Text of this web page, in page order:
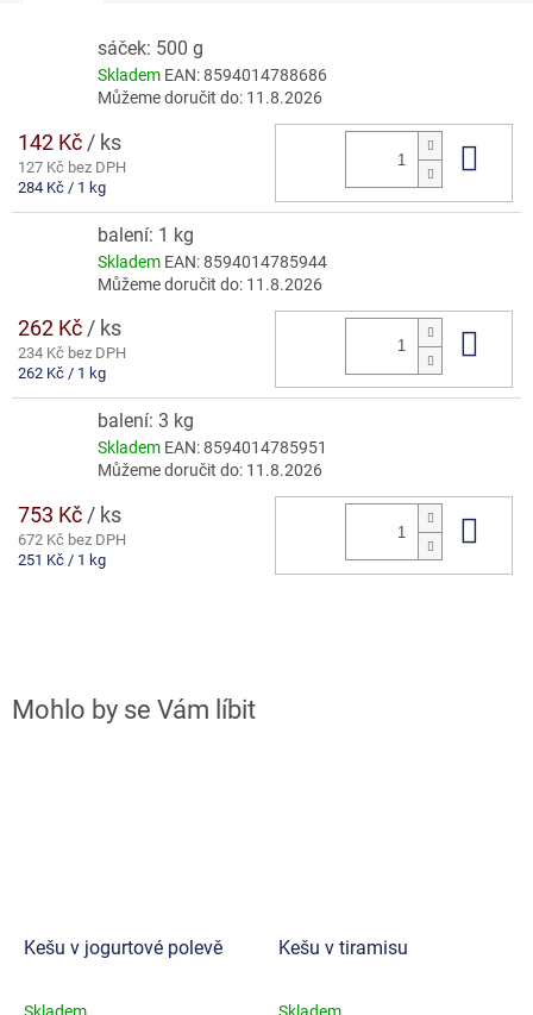
sáček: 500 g
Skladem EAN:8594014788686
Můžeme doručit do: 11.8.2026
142 Kč / ks
127 Kč bez DPH
Měrná
284 Kč / 1 kg
balení: 1 kg
Skladem EAN:8594014785944
Můžeme doručit do: 11.8.2026
262 Kč/ ks
234 Kč bez DPH
Měrná
262 Kč / 1 kg
balení: 3 kg
Skladem EAN:8594014785951
Můžeme doručit do: 11.8.2026
753 Kč / ks
672 Kč bez DPH
Měrná
251 Kč / 1 kg
Kešu v jogurtové polevě Kešu v tiramisu